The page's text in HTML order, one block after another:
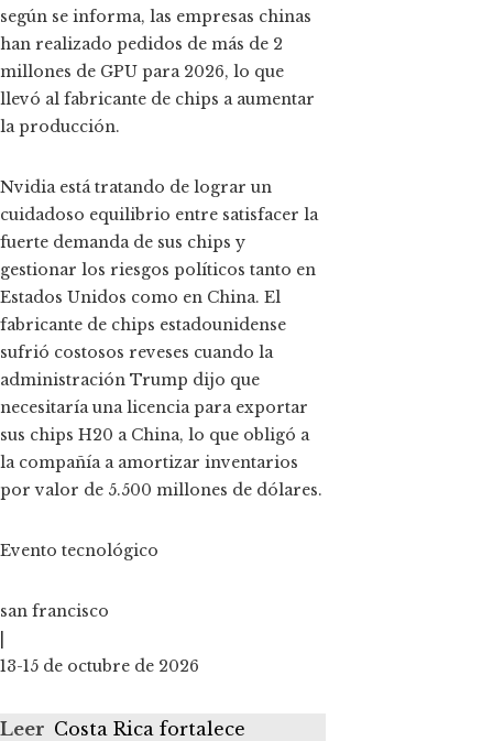
según se informa, las empresas chinas
han realizado pedidos de más de 2
millones de GPU para 2026, lo que
llevó al fabricante de chips a aumentar
la producción.
Nvidia está tratando de lograr un
cuidadoso equilibrio entre satisfacer la
fuerte demanda de sus chips y
gestionar los riesgos políticos tanto en
Estados Unidos como en China. El
fabricante de chips estadounidense
sufrió costosos reveses cuando la
administración Trump dijo que
necesitaría una licencia para exportar
sus chips H20 a China, lo que obligó a
la compañía a amortizar inventarios
por valor de 5.500 millones de dólares.
Evento tecnológico
san francisco
13-15 de octubre de 2026
Leer Costa Rica fortalece